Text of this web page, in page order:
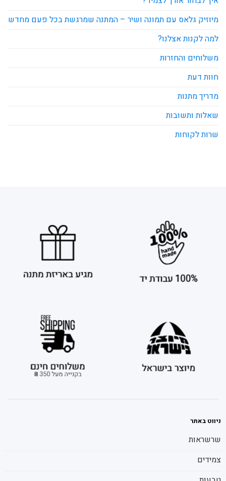
מיוזיק גלאס עם תמונה ושיר – המתנה שמרגשת בכל פעם מחדש
למה לקנות אצלנו?
משלוחים והחזרות
חוות דעת
מדריך מתנות
שאלות ותשובות
שרות לקוחות
ניווט באתר
שרשראות
צמידים